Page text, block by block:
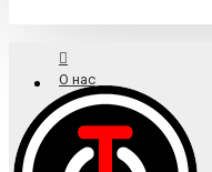
О нас
Доставка